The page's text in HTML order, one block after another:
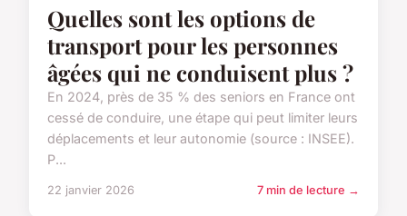
Quelles sont les options de
transport pour les personnes
âgées qui ne conduisent plus ?
En 2024, près de 35 % des seniors en France ont
cessé de conduire, une étape qui peut limiter leurs
déplacements et leur autonomie (source : INSEE).
P...
22 janvier 2026 7 min de lecture →